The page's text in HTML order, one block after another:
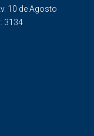
10 de Agosto
3134